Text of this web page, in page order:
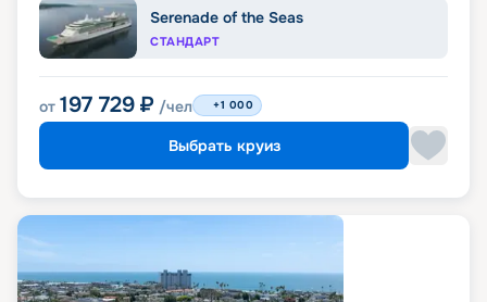
Serenade of the Seas
СТАНДАРТ
от 197 729 ₽ /чел +1 000
Выбрать круиз